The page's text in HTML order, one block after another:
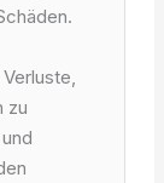
zu